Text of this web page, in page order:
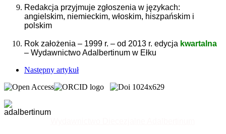
Redakcja przyjmuje zgłoszenia w językach:
angielskim, niemieckim, włoskim, hiszpańskim i
polskim
Rok założenia – 1999 r. – od 2013 r. edycja kwartalna
– Wydawnictwo Adalbertinum w Ełku
Następny artykuł